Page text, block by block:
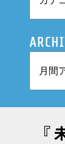
『